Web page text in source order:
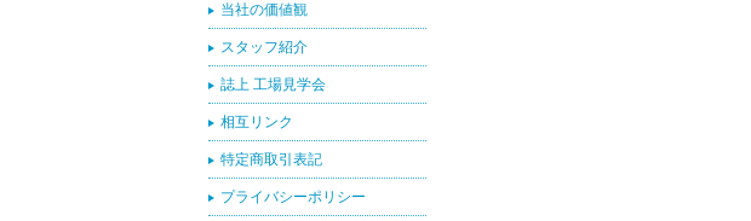
当社の価値観
スタッフ紹介
誌上 工場見学会
相互リンク
特定商取引表記
プライバシーポリシー